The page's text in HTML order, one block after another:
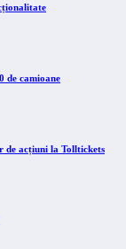
de camioane
acțiuni la Tolltickets